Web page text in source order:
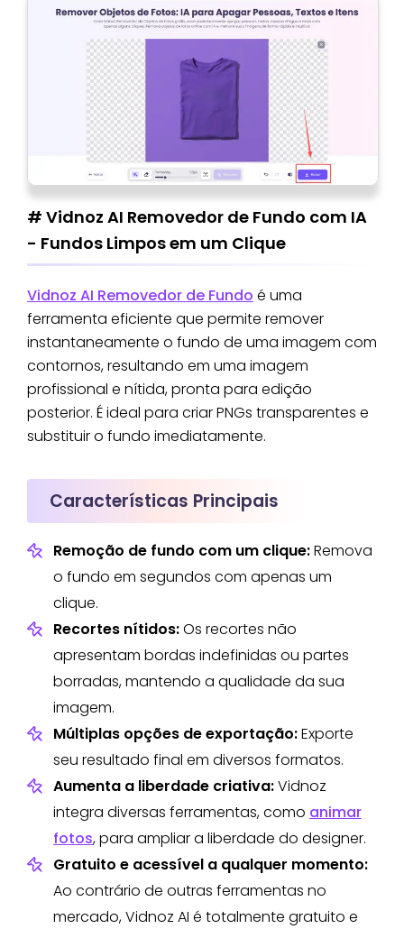
# Vidnoz AI Removedor de Fundo com IA
- Fundos Limpos em um Clique
Vidnoz AI Removedor de Fundo é uma
ferramenta eficiente que permite remover
instantaneamente o fundo de uma imagem com
contornos, resultando em uma imagem
profissional e nítida, pronta para edição
posterior. É ideal para criar PNGs transparentes e
substituir o fundo imediatamente.
Características Principais
Remoção de fundo com um clique:Remova
o fundo em segundos com apenas um
clique.
Recortes nítidos:Os recortes não
apresentam bordas indefinidas ou partes
borradas, mantendo a qualidade da sua
imagem.
Múltiplas opções de exportação:Exporte
seu resultado final em diversos formatos.
Aumenta a liberdade criativa:Vidnoz
integra diversas ferramentas, como animar
fotos, para ampliar a liberdade do designer.
Gratuito e acessível a qualquer momento:
Ao contrário de outras ferramentas no
mercado, Vidnoz AI é totalmente gratuito e